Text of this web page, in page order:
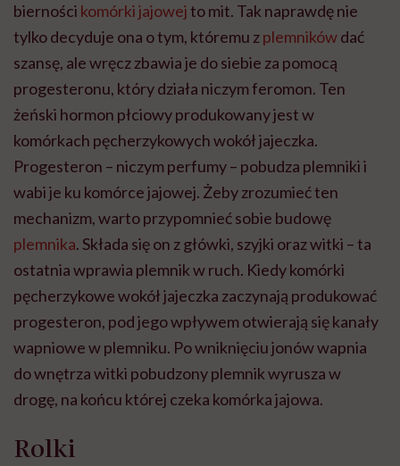
bierności komórki jajowejto mit. Tak naprawdę nie
tylko decyduje ona o tym, któremu zplemnikówdać
szansę, ale wręcz zbawia je do siebie za pomocą
progesteronu, który działa niczym feromon. Ten
żeński hormon płciowy produkowany jest w
komórkach pęcherzykowych wokół jajeczka.
Progesteron – niczym perfumy – pobudza plemniki i
wabi je ku komórce jajowej. Żeby zrozumieć ten
mechanizm, warto przypomnieć sobie budowę
plemnika. Składa się on z główki, szyjki oraz witki – ta
ostatnia wprawia plemnik w ruch. Kiedy komórki
pęcherzykowe wokół jajeczka zaczynają produkować
progesteron, pod jego wpływem otwierają się kanały
wapniowe w plemniku. Po wniknięciu jonów wapnia
do wnętrza witki pobudzony plemnik wyrusza w
drogę, na końcu której czeka komórka jajowa.
Rolki